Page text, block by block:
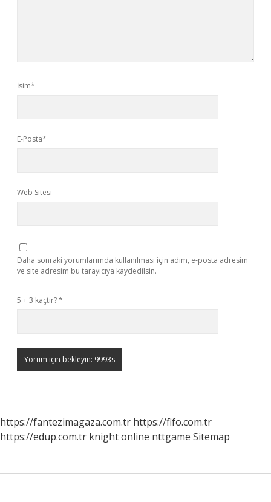
İsim*
E-Posta*
Web Sitesi
Daha sonraki yorumlarımda kullanılması için adım, e-posta adresim
ve site adresim bu tarayıcıya kaydedilsin.
5 + 3 kaçtır?*
https://fantezimagaza.com.tr https://fifo.com.tr
https://edup.com.tr knight online nttgame Sitemap